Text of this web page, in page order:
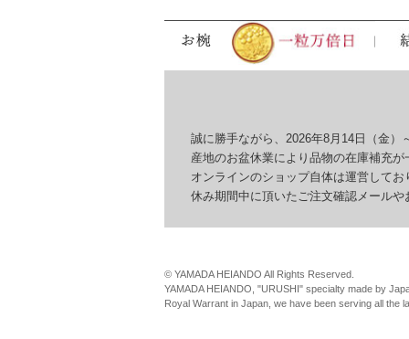
誠に勝手ながら、2026年8月14日（金）
産地のお盆休業により品物の在庫補充が
オンラインのショップ自体は運営してお
休み期間中に頂いたご注文確認メールや
© YAMADA HEIANDO All Rights Reserved.
YAMADA HEIANDO, "URUSHI" specialty made by
Royal Warrant in Japan, we have been serving all the